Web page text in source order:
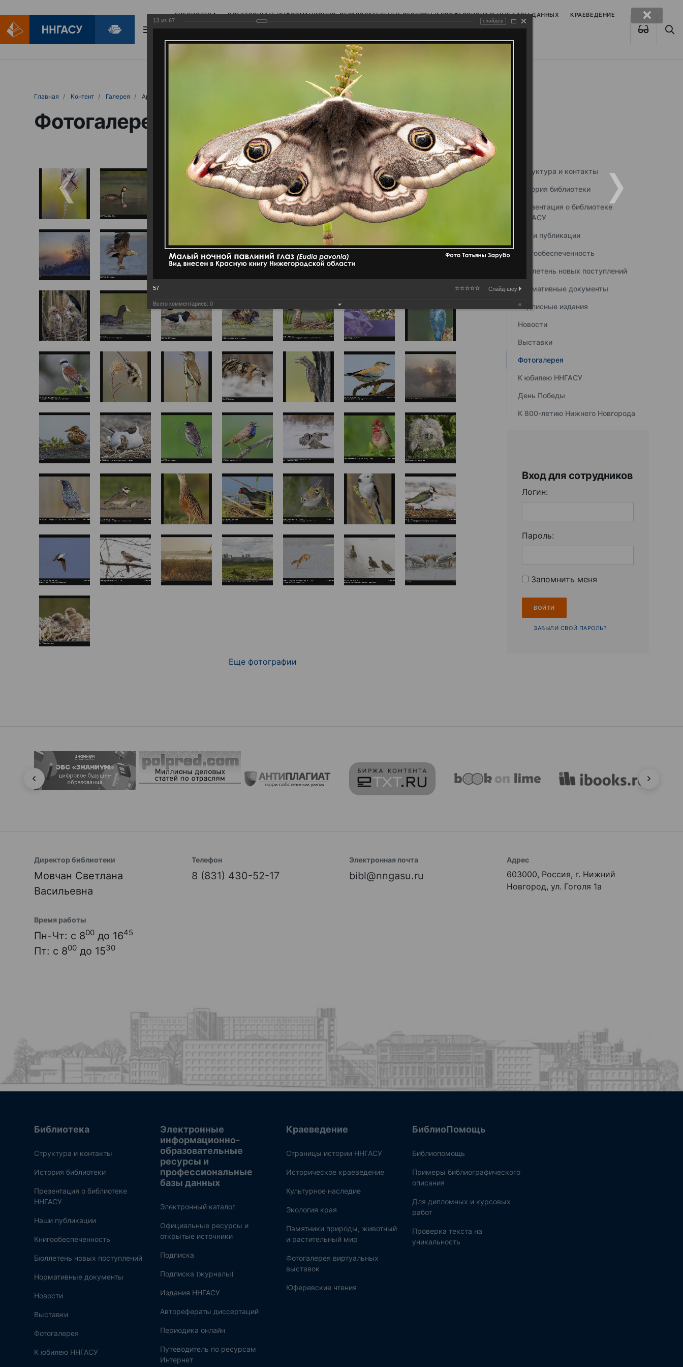
БИБЛИОТЕКА ЭЛЕКТРОННЫЕ ИНФОРМАЦИОННО-ОБРАЗОВАТЕЛЬНЫЕ РЕСУРСЫ И ПРОФЕССИОНАЛЬНЫЕ БАЗЫ ДАННЫХ КРАЕВЕДЕНИЕ
БИБЛИОПОМОЩЬ
Главная Контент Галерея Артемовские луга – жемчужина Нижегородского Поволжья
Фотогалерея
Еще фотографии
Структура и контакты
История библиотеки
Презентация о библиотеке
ННГАСУ
Наши публикации
Книгообеспеченность
Бюллетень новых поступлений
Нормативные документы
Подписные издания
Новости
Выставки
Фотогалерея
К юбилею ННГАСУ
День Победы
К 800-летию Нижнего Новгорода
Вход для сотрудников
Логин:
Пароль:
Запомнить меня
ЗАБЫЛИ СВОЙ ПАРОЛЬ?
Директор библиотеки
Мовчан Светлана
Васильевна
Телефон
8 (831) 430-52-17
Электронная почта
bibl@nngasu.ru
Адрес
603000, Россия, г. Нижний
Новгород, ул. Гоголя 1а
Время работы
Пн-Чт: с 800 до 1645
Пт: с 800 до 1530
Библиотека
Структура и контакты
История библиотеки
Презентация о библиотеке
ННГАСУ
Наши публикации
Книгообеспеченность
Бюллетень новых поступлений
Нормативные документы
Новости
Выставки
Фотогалерея
К юбилею ННГАСУ
Электронные
информационно-
образовательные
ресурсы и
профессиональные
базы данных
Электронный каталог
Официальные ресурсы и
открытые источники
Подписка
Подписка (журналы)
Издания ННГАСУ
Авторефераты диссертаций
Периодика онлайн
Путеводитель по ресурсам
Интернет
Краеведение
Страницы истории ННГАСУ
Историческое краеведение
Культурное наследие
Экология края
Памятники природы, животный
и растительный мир
Фотогалерея виртуальных
выставок
Юферевские чтения
БиблиоПомощь
Библиопомощь
Примеры библиографического
описания
Для дипломных и курсовых
работ
Проверка текста на
уникальность
13 из 67 слайдер
57 Слайд-шоу:
Всего комментариев: 0